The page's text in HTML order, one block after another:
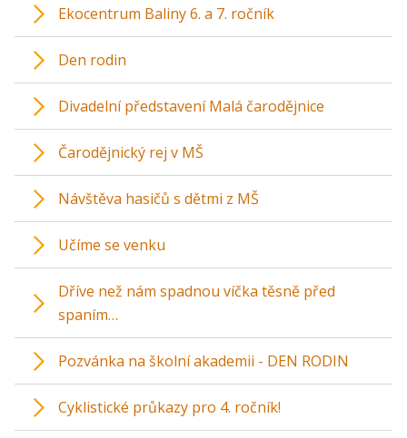
Ekocentrum Baliny 6. a 7. ročník
Den rodin
Divadelní představení Malá čarodějnice
Čarodějnický rej v MŠ
Návštěva hasičů s dětmi z MŠ
Učíme se venku
Dříve než nám spadnou víčka těsně před
spaním…
Pozvánka na školní akademii - DEN RODIN
Cyklistické průkazy pro 4. ročník!